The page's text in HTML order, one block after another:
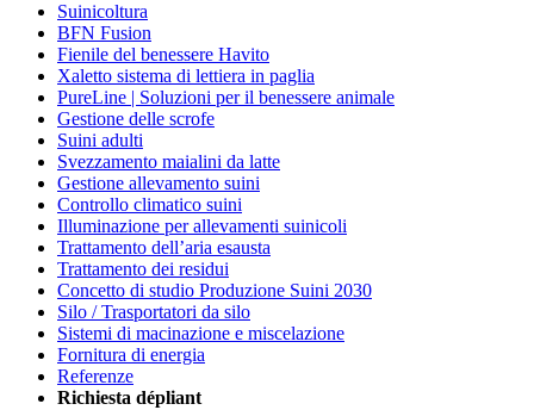
Suinicoltura
BFN Fusion
Fienile del benessere Havito
Xaletto sistema di lettiera in paglia
PureLine | Soluzioni per il benessere animale
Gestione delle scrofe
Suini adulti
Svezzamento maialini da latte
Gestione allevamento suini
Controllo climatico suini
Illuminazione per allevamenti suinicoli
Trattamento dell’aria esausta
Trattamento dei residui
Concetto di studio Produzione Suini 2030
Silo / Trasportatori da silo
Sistemi di macinazione e miscelazione
Fornitura di energia
Referenze
Richiesta dépliant